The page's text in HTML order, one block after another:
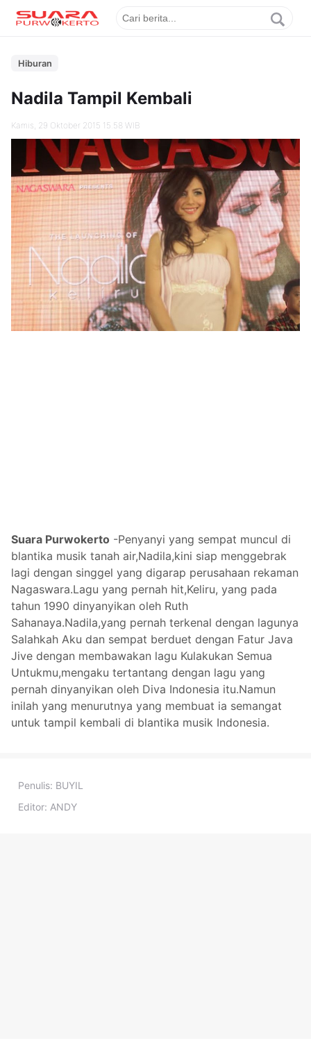
Hiburan
Nadila Tampil Kembali
Kamis, 29 Oktober 2015 15.58 WIB
Suara Purwokerto -Penyanyi yang sempat muncul di
blantika musik tanah air,Nadila,kini siap menggebrak
lagi dengan singgel yang digarap perusahaan rekaman
Nagaswara.Lagu yang pernah hit,Keliru, yang pada
tahun 1990 dinyanyikan oleh Ruth
Sahanaya.Nadila,yang pernah terkenal dengan lagunya
Salahkah Aku dan sempat berduet dengan Fatur Java
Jive dengan membawakan lagu Kulakukan Semua
Untukmu,mengaku tertantang dengan lagu yang
pernah dinyanyikan oleh Diva Indonesia itu.Namun
inilah yang menurutnya yang membuat ia semangat
untuk tampil kembali di blantika musik Indonesia.
Penulis: BUYIL
Editor: ANDY